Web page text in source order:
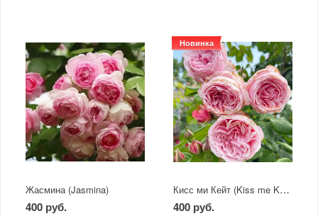
Жасмина (Jasmina)
400 руб.
Новинка
Кисс ми Кейт (Kiss me Kate)
400 руб.